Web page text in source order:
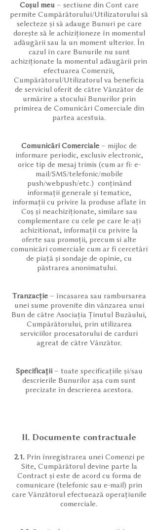
Coșul meu – sectiune din Cont care
permite Cumpărătorului/Utilizatorului să
selecteze și să adauge Bunuri pe care
dorește să le achiziționeze în momentul
adăugării sau la un moment ulterior. În
cazul în care Bunurile nu sunt
achiziționate la momentul adăugării prin
efectuarea Comenzii,
Cumpărătorul/Utilizatorul va beneficia
de serviciul oferit de către Vânzător de
urmărire a stocului Bunurilor prin
primirea de Comunicări Comerciale din
partea acestuia.
Comunicări Comerciale – mijloc de
informare periodic, exclusiv electronic,
orice tip de mesaj trimis (cum ar fi: e-
mail/SMS/telefonic/mobile
push/webpush/etc.) conținând
informații generale și tematice,
informații cu privire la produse aflate în
Coș și neachiziționate, similare sau
complementare cu cele pe care le-ați
achizitionat, informații cu privire la
oferte sau promoții, precum si alte
comunicări comerciale cum ar fi cercetări
de piață și sondaje de opinie, cu
păstrarea anonimatului.
Tranzacție– încasarea sau rambursarea
unei sume provenite din vânzarea unui
Bun de către Asociația Ținutul Buzăului,
Cumpărătorului, prin utilizarea
serviciilor procesatorului de carduri
agreat de către Vânzător.
Specificații– toate specificațiile și/sau
descrierile Bunurilor așa cum sunt
precizate în descrierea acestora.
II. Documente contractuale
2.1. Prin înregistrarea unei Comenzi pe
Site, Cumpărătorul devine parte la
Contract și este de acord cu forma de
comunicare (telefonic sau e-mail) prin
care Vânzătorul efectuează operațiunile
comerciale.